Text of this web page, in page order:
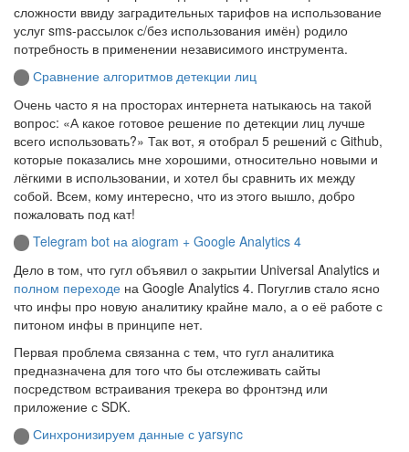
сложности ввиду заградительных тарифов на использование
услуг sms-рассылок с/без использования имён) родило
потребность в применении независимого инструмента.
Сравнение алгоритмов детекции лиц
Очень часто я на просторах интернета натыкаюсь на такой
вопрос: «А какое готовое решение по детекции лиц лучше
всего использовать?» Так вот, я отобрал 5 решений с Github,
которые показались мне хорошими, относительно новыми и
лёгкими в использовании, и хотел бы сравнить их между
собой. Всем, кому интересно, что из этого вышло, добро
пожаловать под кат!
Telegram bot на aiogram + Google Analytics 4
Дело в том, что гугл объявил о закрытии Universal Analytics и
полном переходе на Google Analytics 4. Погуглив стало ясно
что инфы про новую аналитику крайне мало, а о её работе с
питоном инфы в принципе нет.
Первая проблема связанна с тем, что гугл аналитика
предназначена для того что бы отслеживать сайты
посредством встраивания трекера во фронтэнд или
приложение с SDK.
Синхронизируем данные с yarsync